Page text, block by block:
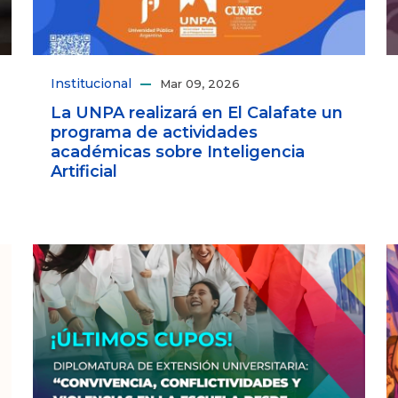
Institucional Mar 09, 2026
La UNPA realizará en El Calafate un
programa de actividades
académicas sobre Inteligencia
Artificial